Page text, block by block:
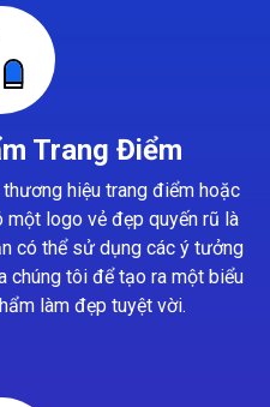
Trang Điểm
hiệu trang điểm hoặc
logo vẻ đẹp quyến rũ là
có thể sử dụng các ý tưởng
chúng tôi để tạo ra một biểu
làm đẹp tuyệt vời.